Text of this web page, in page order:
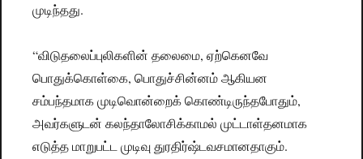
முடிந்தது.
“விடுதலைப்புலிகளின் தலைமை, ஏற்கெனவே
பொதுக்கொள்கை, பொதுச்சின்னம் ஆகியன
சம்பந்தமாக முடிவொன்றைக் கொண்டிருந்தபோதும்,
அவர்களுடன் கலந்தாலோசிக்காமல் முட்டாள்தனமாக
எடுத்த மாறுபட்ட முடிவு துரதிர்ஷ்டவசமானதாகும்.